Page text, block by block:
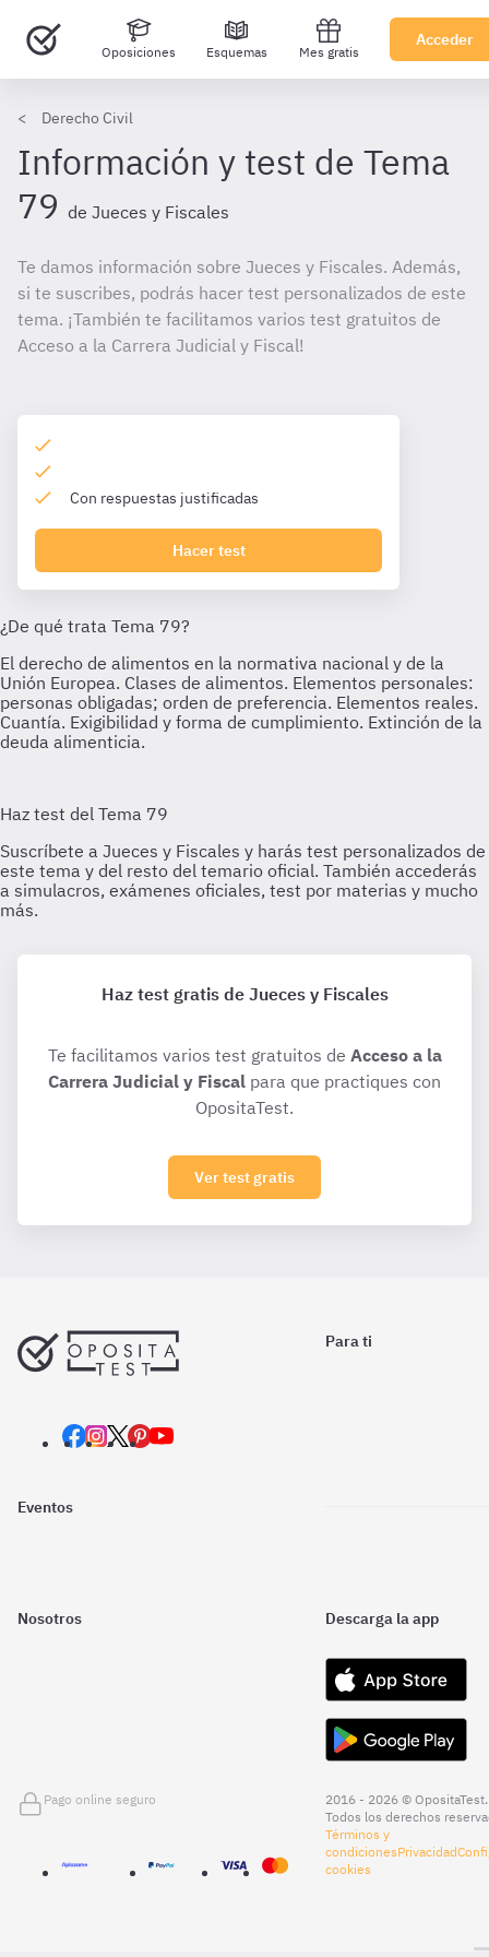
Oposiciones Esquemas Mes gratis
Acceder
Derecho Civil
Información y test de Tema
79 de Jueces y Fiscales
Te damos información sobre Jueces y Fiscales. Además,
si te suscribes, podrás hacer test personalizados de este
tema. ¡También te facilitamos varios test gratuitos de
Acceso a la Carrera Judicial y Fiscal!
Con respuestas justificadas
Hacer test
Haz test gratis de Jueces y Fiscales
Te facilitamos varios test gratuitos de Acceso a la
Carrera Judicial y Fiscal para que practiques con
OpositaTest.
Ver test gratis
Para ti
Eventos
Nosotros Descarga la app
Pago online seguro
2016 - 2026 © OpositaTest.
Todos los derechos
Términos y
condicionesPrivacidad
cookies